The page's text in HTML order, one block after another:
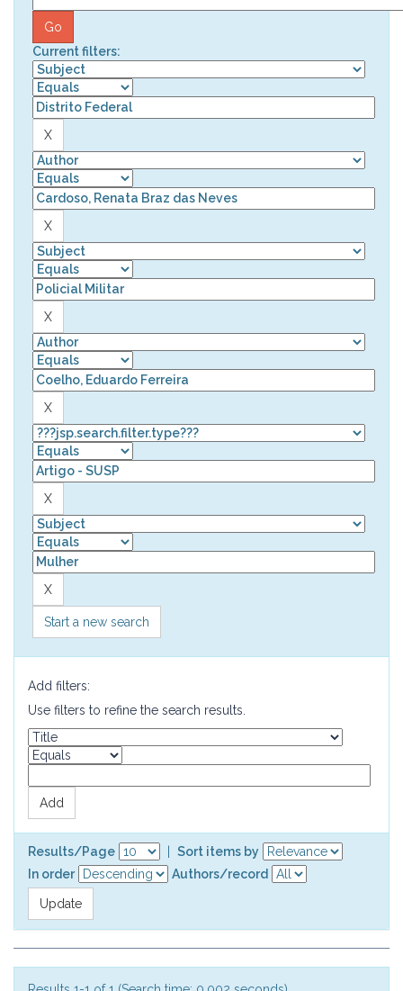
Current filters:
Start a new search
Add filters:
Use filters to refine the search results.
Results/Page
Sort items by
In order
Authors/record